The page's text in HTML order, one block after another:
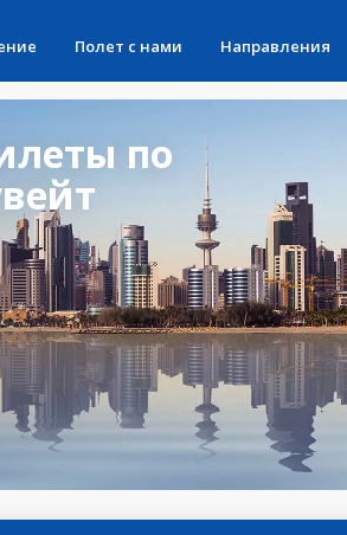
Полет с нами Направления
по